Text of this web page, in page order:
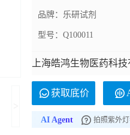
品牌：乐研试剂
型号：Q100011
上海皓鸿生物医药科
获取底价
AI Agent
拍照紫外
拍照紫外
拍照紫外